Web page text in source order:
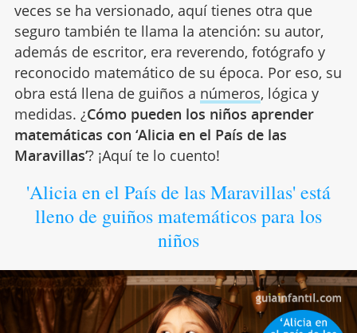
veces se ha versionado, aquí tienes otra que
seguro también te llama la atención: su autor,
además de escritor, era reverendo, fotógrafo y
reconocido matemático de su época. Por eso, su
obra está llena de guiños a números, lógica y
medidas. ¿Cómo pueden los niños aprender
matemáticas con ‘Alicia en el País de las
Maravillas’? ¡Aquí te lo cuento!
'Alicia en el País de las Maravillas' está
lleno de guiños matemáticos para los
niños